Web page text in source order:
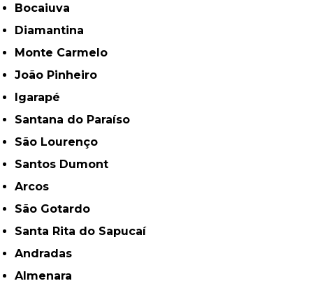
Bocaiuva
Diamantina
Monte Carmelo
João Pinheiro
Igarapé
Santana do Paraíso
São Lourenço
Santos Dumont
Arcos
São Gotardo
Santa Rita do Sapucaí
Andradas
Almenara